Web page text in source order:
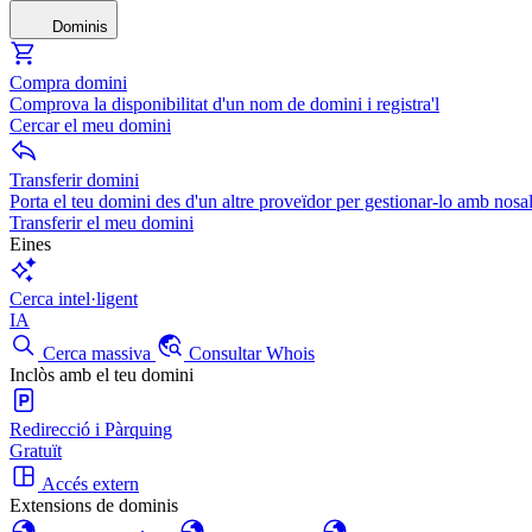
Dominis
Compra domini
Comprova la disponibilitat d'un nom de domini i registra'l
Cercar el meu domini
Transferir domini
Porta el teu domini des d'un altre proveïdor per gestionar-lo amb
Transferir el meu domini
Eines
Cerca intel·ligent
IA
Cerca massiva
Consultar Whois
Inclòs amb el teu domini
Redirecció i Pàrquing
Gratuït
Accés extern
Extensions de dominis